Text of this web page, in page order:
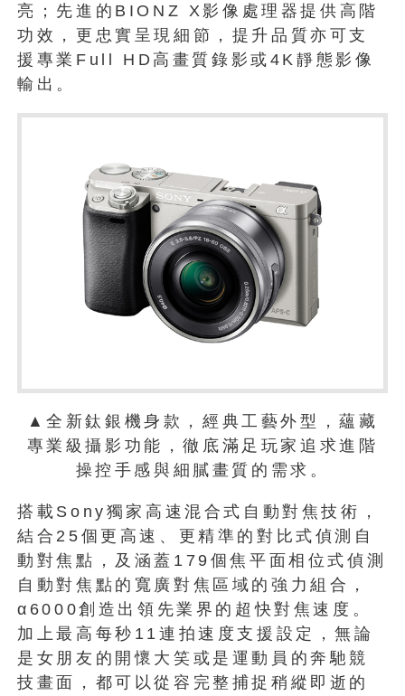
亮；先進的BIONZ X影像處理器提供高階
功效，更忠實呈現細節，提升品質亦可支
援專業Full HD高畫質錄影或4K靜態影像
輸出。
▲全新鈦銀機身款，經典工藝外型，蘊藏
專業級攝影功能，徹底滿足玩家追求進階
操控手感與細膩畫質的需求。
搭載Sony獨家高速混合式自動對焦技術，
結合25個更高速、更精準的對比式偵測自
動對焦點，及涵蓋179個焦平面相位式偵測
自動對焦點的寬廣對焦區域的強力組合，
α6000創造出領先業界的超快對焦速度。
加上最高每秒11連拍速度支援設定，無論
是女朋友的開懷大笑或是運動員的奔馳競
技畫面，都可以從容完整捕捉稍縱即逝的